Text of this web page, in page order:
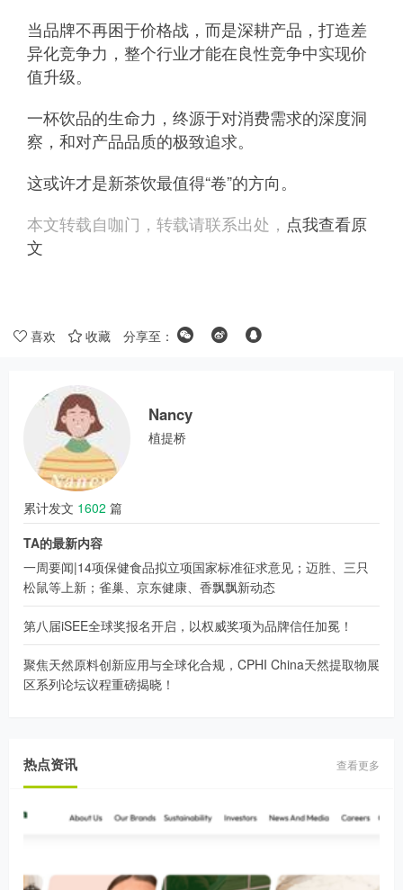
当品牌不再困于价格战，而是深耕产品，打造差
异化竞争力，整个行业才能在良性竞争中实现价
值升级。
一杯饮品的生命力，终源于对消费需求的深度洞
察，和对产品品质的极致追求。
这或许才是新茶饮最值得“卷”的方向。
本文转载自咖门，转载请联系出处， 点我查看原
文
喜欢 收藏 分享至：
Nancy
植提桥
累计发文 1602 篇
TA的最新内容
一周要闻|14项保健食品拟立项国家标准征求意见；迈胜、三只
松鼠等上新；雀巢、京东健康、香飘飘新动态
第八届iSEE全球奖报名开启，以权威奖项为品牌信任加冕！
聚焦天然原料创新应用与全球化合规，CPHI China天然提取物展
区系列论坛议程重磅揭晓！
热点资讯 查看更多